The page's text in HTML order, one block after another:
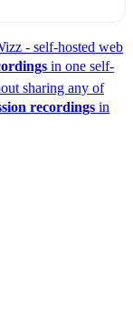
- self-hosted web
in one self-
sharing any of
recordings in